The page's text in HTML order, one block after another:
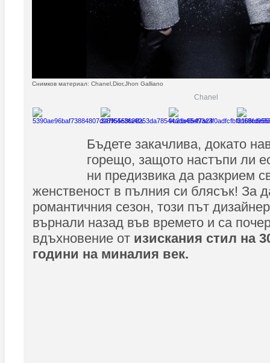
Снимков материал: Chanel,Dior,Jhon Galliano
Chanel
Бъдете закачлива, докато
горещо, защото настъпи ли
ни предизвика да разкрием
женственост в пълния си блясък! За
романтичния сезон, този път
върнали назад във времето и са
вдъхновение от изискания стил на
години на миналия век.